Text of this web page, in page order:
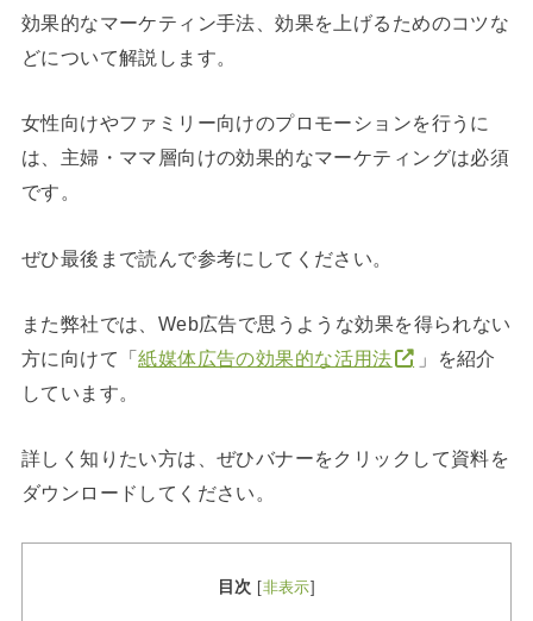
効果的なマーケティン手法、効果を上げるためのコツな
どについて解説します。
女性向けやファミリー向けのプロモーションを行うに
は、主婦・ママ層向けの効果的なマーケティングは必須
です。
ぜひ最後まで読んで参考にしてください。
また弊社では、Web広告で思うような効果を得られない
方に向けて「紙媒体広告の効果的な活用法
」を紹介
しています。
詳しく知りたい方は、ぜひバナーをクリックして資料を
ダウンロードしてください。
目次 [非表示]